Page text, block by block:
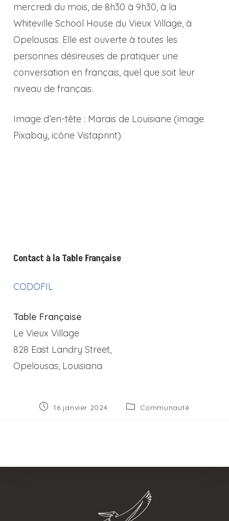
mercredi du mois, de 8h30 à 9h30, à la
Whiteville School House du Vieux Village, à
Opelousas. Elle est ouverte à toutes les
personnes désireuses de pratiquer une
conversation en français, quel que soit leur
niveau de français.
Image d’en-tête : Marais de Louisiane (image
Pixabay, icône Vistaprint)
Contact à la Table Française
CODOFIL
Table Française
Le Vieux Village
828 East Landry Street,
Opelousas, Louisiana
Publication
16 janvier 2024
PostCommunauté